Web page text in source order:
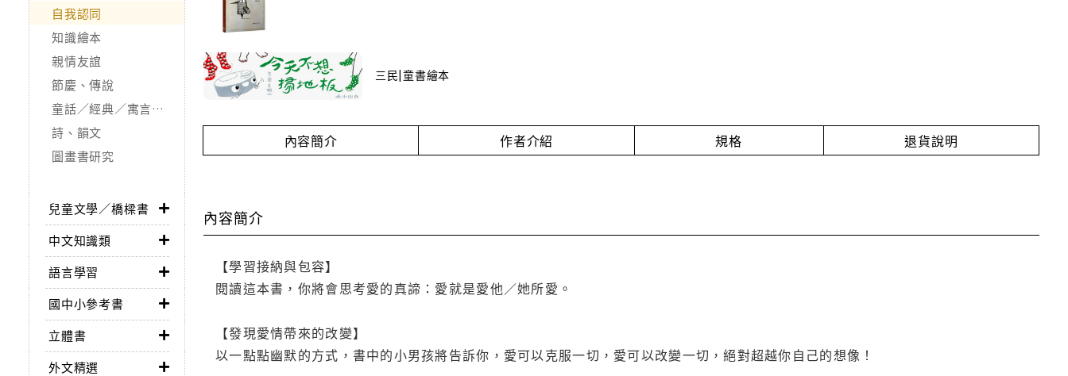
自我認同
知識繪本
親情友誼
節慶、傳說
童話／經典／寓言故事
詩、韻文
圖畫書研究
兒童文學／橋樑書
中文知識類
語言學習
國中小參考書
立體書
外文精選
三民|童書繪本
內容簡介 作者介紹 規格 退貨說明
內容簡介
【學習接納與包容】
閱讀這本書，你將會思考愛的真諦：愛就是愛他／她所愛。
【發現愛情帶來的改變】
以一點點幽默的方式，書中的小男孩將告訴你，愛可以克服一切，愛可以改變一切，絕對超越你自己的想像！